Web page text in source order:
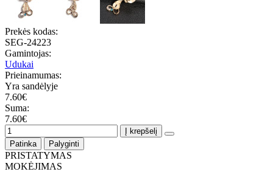
Prekės kodas:
SEG-24223
Gamintojas:
Udukai
Prieinamumas:
Yra sandėlyje
7.60€
Suma:
7.60€
Į krepšelį
Patinka
Palyginti
PRISTATYMAS
MOKĖJIMAS